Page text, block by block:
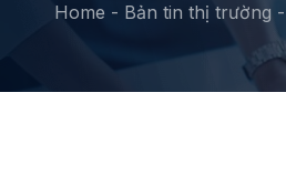
Home - Bản tin thị trường -